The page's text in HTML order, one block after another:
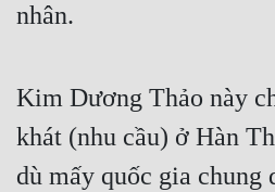
nhân.
Kim Dương Thảo này
khát (nhu cầu) ở Hàn
dù mấy quốc gia chung